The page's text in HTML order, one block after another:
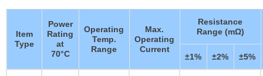
Item
Type
Power
Rating
at
70°C
Operating
Temp.
Range
Max.
Operating
Current
Resistance
Range (mΩ)
±1% ±2% ±5%